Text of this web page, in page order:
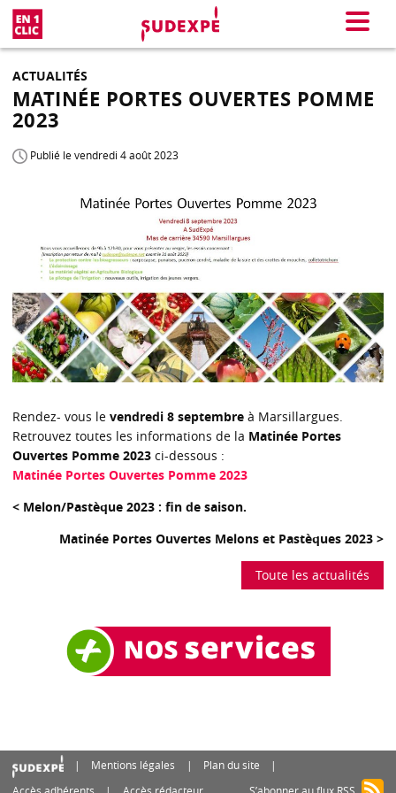
Menu
ACTUALITÉS
MATINÉE PORTES OUVERTES POMME
2023
Publié le vendredi 4 août 2023
Rendez- vous le vendredi 8 septembre à Marsillargues.
Retrouvez toutes les informations de la Matinée Portes
Ouvertes Pomme 2023 ci-dessous :
Matinée Portes Ouvertes Pomme 2023
< Melon/Pastèque 2023 : fin de saison.
Matinée Portes Ouvertes Melons et Pastèques 2023 >
Toute les actualités
Mentions légales
Plan du site